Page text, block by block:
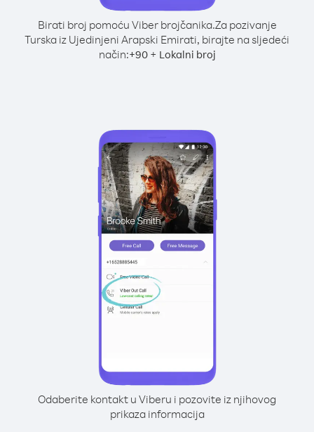
Birati broj pomoću Viber brojčanika.Za pozivanje
Turska iz Ujedinjeni Arapski Emirati, birajte na sljedeći
način:+90+ Lokalni broj
Odaberite kontakt u Viberu i pozovite iz njihovog
prikaza informacija